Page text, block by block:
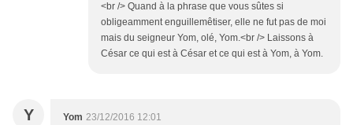
<br /> Quand à la phrase que vous sûtes si
obligeamment enguillemêtiser, elle ne fut pas de moi
mais du seigneur Yom, olé, Yom.<br /> Laissons à
César ce qui est à César et ce qui est à Yom, à Yom.
Y Yom 23/12/2016 12:01